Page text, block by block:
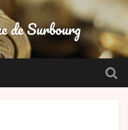
de Surbourg